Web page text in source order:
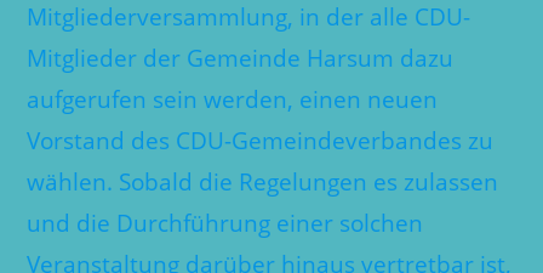
Mitgliederversammlung, in der alle CDU-
Mitglieder der Gemeinde Harsum dazu
aufgerufen sein werden, einen neuen
Vorstand des CDU-Gemeindeverbandes zu
wählen. Sobald die Regelungen es zulassen
und die Durchführung einer solchen
Veranstaltung darüber hinaus vertretbar ist,